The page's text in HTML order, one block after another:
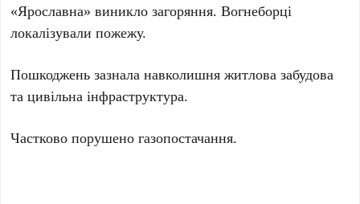
«Ярославна» виникло загоряння. Вогнеборці
локалізували пожежу.
Пошкоджень зазнала навколишня житлова забудова
та цивільна інфраструктура.
Частково порушено газопостачання.